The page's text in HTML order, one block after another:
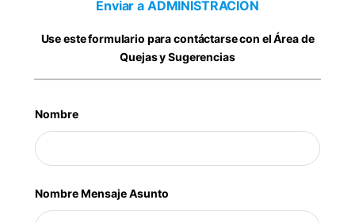
Enviar a ADMINISTRACION
Use este formulario para contáctarse con el Área de
Quejas y Sugerencias
Nombre
Nombre Mensaje Asunto